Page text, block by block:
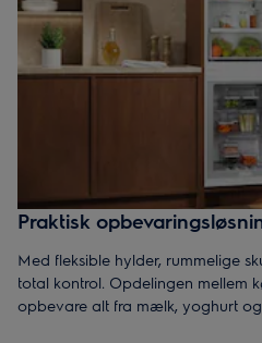
Praktisk
Med fleksible hylder, rummelige
total kontrol. Opdelingen mellem
opbevare alt fra mælk, yoghurt